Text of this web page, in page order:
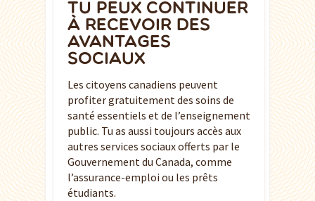
TU PEUX CONTINUER
À RECEVOIR DES
AVANTAGES
SOCIAUX
Les citoyens canadiens peuvent
profiter gratuitement des soins de
santé essentiels et de l’enseignement
public. Tu as aussi toujours accès aux
autres services sociaux offerts par le
Gouvernement du Canada, comme
l’assurance-emploi ou les prêts
étudiants.